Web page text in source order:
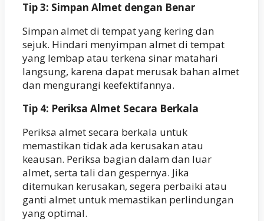
Tip 3: Simpan Almet dengan Benar
Simpan almet di tempat yang kering dan
sejuk. Hindari menyimpan almet di tempat
yang lembap atau terkena sinar matahari
langsung, karena dapat merusak bahan almet
dan mengurangi keefektifannya.
Tip 4: Periksa Almet Secara Berkala
Periksa almet secara berkala untuk
memastikan tidak ada kerusakan atau
keausan. Periksa bagian dalam dan luar
almet, serta tali dan gespernya. Jika
ditemukan kerusakan, segera perbaiki atau
ganti almet untuk memastikan perlindungan
yang optimal.